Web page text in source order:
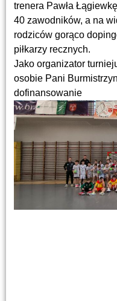
trenera Pawła
40 zawodników, a na
rodziców gorąco
piłkarzy recznych.
Jako organizator
osobie Pani
dofinansowanie